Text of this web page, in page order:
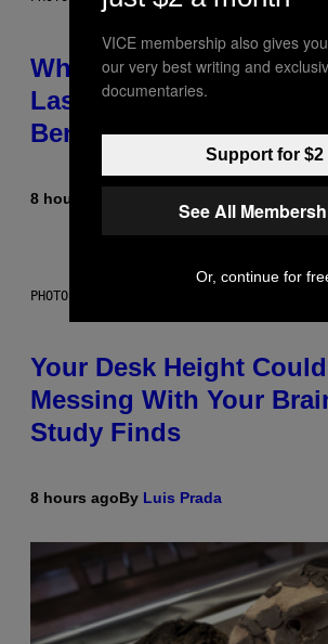
Why NASA Wants to
Laser-Powered Drone
Beneath the Moon
8 hours ago
PHOTO: BATUHAN TOKER / GETTY IMAGES
Your Desk Height
Messing With Your
Study Finds
8 hours agoBy Luis Prada
VICE membership also gives
our very best writing and
documentaries.
Support for $2
See All
Or, continue for